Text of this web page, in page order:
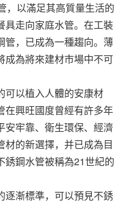
，以滿足其高質量生活的
具走向家庭水管。在工裝
管，已成為一種趨向。薄
成為將來建材市場中不可
以植入人體的安康材
在興旺國度曾經有許多年
安牢靠、衛生環保、經濟
的新選擇，并已成為目
銹鋼水管被稱為21世紀的
漸標準，可以預見不銹